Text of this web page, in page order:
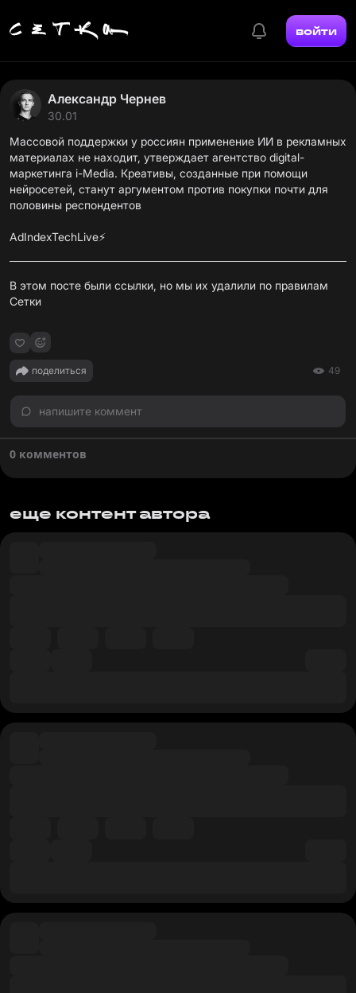
войти
Александр Чернев
30.01
Массовой поддержки у россиян применение ИИ в рекламных
материалах не находит, утверждает агентство digital-
маркетинга i-Media. Креативы, созданные при помощи
нейросетей, станут аргументом против покупки почти для
половины респондентов
AdIndexTechLive⚡️
В этом посте были ссылки, но мы их удалили по правилам
Сетки
поделиться 49
напишите коммент
0 комментов
еще контент автора